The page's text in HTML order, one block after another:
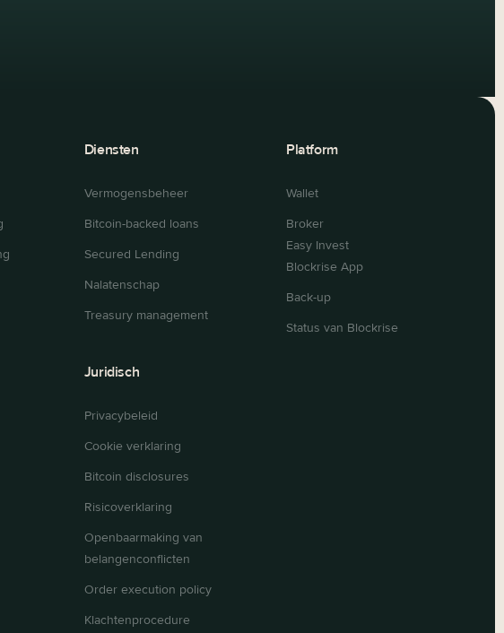
Diensten
Vermogensbeheer
Bitcoin-backed loans
Secured Lending
Nalatenschap
Treasury management
Platform
Wallet
Broker
Easy Invest
Blockrise App
Back-up
Status van Blockrise
Juridisch
Privacybeleid
Cookie verklaring
Bitcoin disclosures
Risicoverklaring
Openbaarmaking van
belangenconflicten
Order execution policy
Klachtenprocedure